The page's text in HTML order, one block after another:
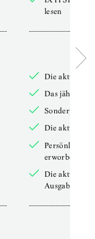
lesen
Die aktuelle
Das jährliche
Die aktuelle
Persönliches
erworbenen
Die aktuelle
Ausgabe